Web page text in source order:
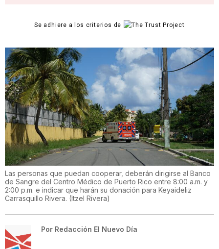
Se adhiere a los criterios de
Las personas que puedan cooperar, deberán dirigirse al Banco
de Sangre del Centro Médico de Puerto Rico entre 8:00 a.m. y
2:00 p.m. e indicar que harán su donación para Keyaideliz
Carrasquillo Rivera. (Itzel Rivera)
Por Redacción El Nuevo Día